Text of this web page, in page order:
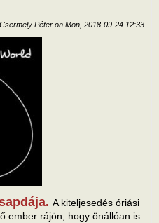
Csermely Péter on Mon, 2018-09-24 12:33
A kiteljesedés óriási
ember rájön, hogy önállóan is